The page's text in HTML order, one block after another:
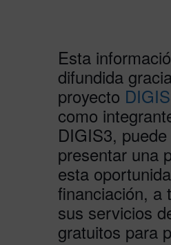
Esta
difundida
proyecto
como
DIGIS3,
presentar una
esta
financiación, a
sus servicios
gratuitos para